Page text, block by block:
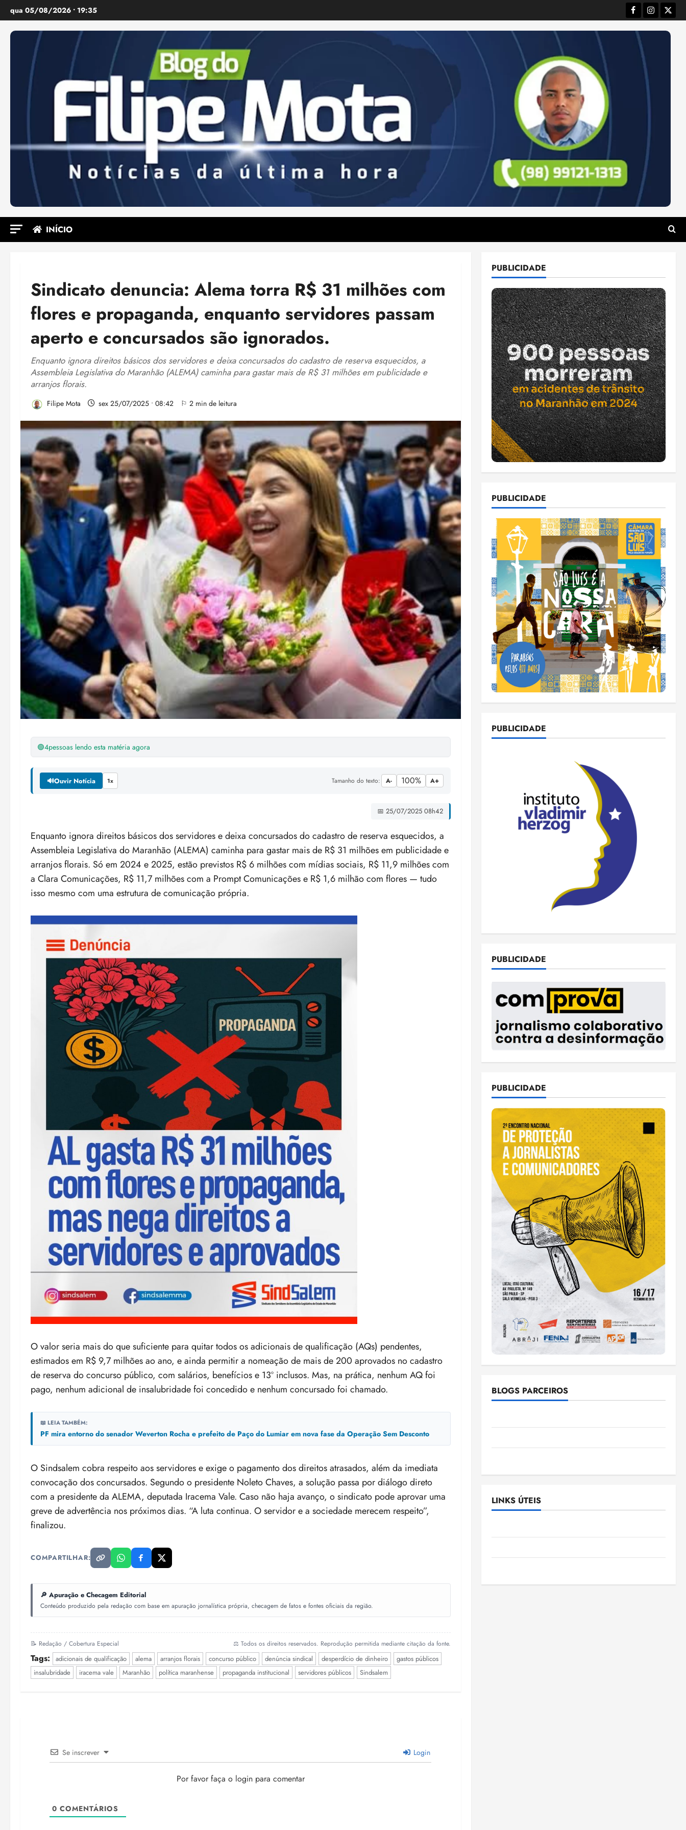
para
qua 05/08/2026 • 19:35 Facebook
Instagram
INÍCIO
Sindicato denuncia: Alema torra R$ 31 milhões com
flores e propaganda, enquanto servidores passam
aperto e concursados são ignorados.
Enquanto ignora direitos básicos dos servidores e deixa concursados do cadastro de reserva esquecidos, a
Assembleia Legislativa do Maranhão (ALEMA) caminha para gastar mais de R$ 31 milhões em publicidade e
arranjos florais.
Filipe Mota sex 25/07/2025 • 08:42 ⚐ 2 min de leitura
🟢4pessoas lendo esta matéria agora
🔊Ouvir Notícia 1x Tamanho do texto: A- 100% A+
📅 25/07/2025 08h42
Enquanto ignora direitos básicos dos servidores e deixa concursados do cadastro de reserva esquecidos, a
Assembleia Legislativa do Maranhão (ALEMA) caminha para gastar mais de R$ 31 milhões em publicidade e
arranjos florais. Só em 2024 e 2025, estão previstos R$ 6 milhões com mídias sociais, R$ 11,9 milhões com
a Clara Comunicações, R$ 11,7 milhões com a Prompt Comunicações e R$ 1,6 milhão com flores — tudo
isso mesmo com uma estrutura de comunicação própria.
O valor seria mais do que suficiente para quitar todos os adicionais de qualificação (AQs) pendentes,
estimados em R$ 9,7 milhões ao ano, e ainda permitir a nomeação de mais de 200 aprovados no cadastro
de reserva do concurso público, com salários, benefícios e 13º inclusos. Mas, na prática, nenhum AQ foi
pago, nenhum adicional de insalubridade foi concedido e nenhum concursado foi chamado.
📖 LEIA TAMBÉM:
PF mira entorno do senador Weverton Rocha e prefeito de Paço do Lumiar em nova fase da Operação Sem Desconto
O Sindsalem cobra respeito aos servidores e exige o pagamento dos direitos atrasados, além da imediata
convocação dos concursados. Segundo o presidente Noleto Chaves, a solução passa por diálogo direto
com a presidente da ALEMA, deputada Iracema Vale. Caso não haja avanço, o sindicato pode aprovar uma
greve de advertência nos próximos dias. “A luta continua. O servidor e a sociedade merecem respeito”,
finalizou.
COMPARTILHAR:
🔎 Apuração e Checagem Editorial
Conteúdo produzido pela redação com base em apuração jornalística própria, checagem de fatos e fontes oficiais da região.
📝 Redação / Cobertura Especial ⚖️ Todos os direitos reservados. Reprodução permitida mediante citação da fonte.
Tags: adicionais de qualificação alema arranjos florais concurso público denúncia sindical desperdício de dinheiro
gastos públicos
insalubridade
iracema vale Maranhão política maranhense propaganda institucional servidores públicos Sindsalem
Se inscrever Login
Por favor faça o login para comentar
0 COMENTÁRIOS
PUBLICIDADE
PUBLICIDADE
PUBLICIDADE
PUBLICIDADE
PUBLICIDADE
BLOGS PARCEIROS
LINKS ÚTEIS